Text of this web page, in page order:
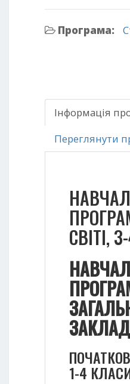
Програма:
Інформація
Переглянути
СВІТІ,
1-4